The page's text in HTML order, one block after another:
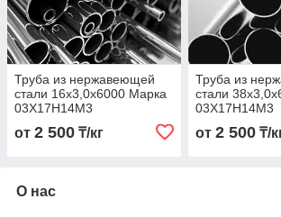
Труба из нержавеющей
стали 16х3,0х6000 Марка
03Х17Н14М3
от 2 500 ₸/кг
Труба из
стали
03Х17Н14М3
от 2 500₸/
О нас